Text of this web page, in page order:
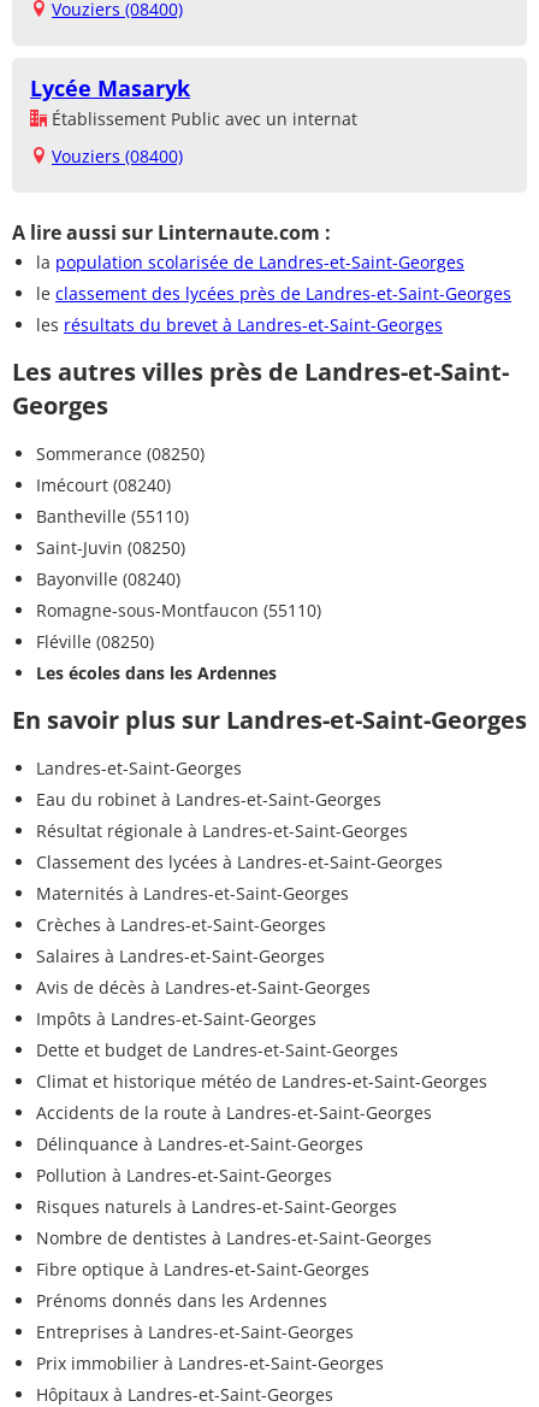
Vouziers (08400)
Lycée Masaryk
Établissement Public avec un internat
Vouziers (08400)
A lire aussi sur Linternaute.com :
la population scolarisée de Landres-et-Saint-Georges
le classement des lycées près de Landres-et-Saint-Georges
les résultats du brevet à Landres-et-Saint-Georges
Les autres villes près de Landres-et-Saint-
Georges
Sommerance (08250)
Imécourt (08240)
Bantheville (55110)
Saint-Juvin (08250)
Bayonville (08240)
Romagne-sous-Montfaucon (55110)
Fléville (08250)
Les écoles dans les Ardennes
En savoir plus sur Landres-et-Saint-Georges
Landres-et-Saint-Georges
Eau du robinet à Landres-et-Saint-Georges
Résultat régionale à Landres-et-Saint-Georges
Classement des lycées à Landres-et-Saint-Georges
Maternités à Landres-et-Saint-Georges
Crèches à Landres-et-Saint-Georges
Salaires à Landres-et-Saint-Georges
Avis de décès à Landres-et-Saint-Georges
Impôts à Landres-et-Saint-Georges
Dette et budget de Landres-et-Saint-Georges
Climat et historique météo de Landres-et-Saint-Georges
Accidents de la route à Landres-et-Saint-Georges
Délinquance à Landres-et-Saint-Georges
Pollution à Landres-et-Saint-Georges
Risques naturels à Landres-et-Saint-Georges
Nombre de dentistes à Landres-et-Saint-Georges
Fibre optique à Landres-et-Saint-Georges
Prénoms donnés dans les Ardennes
Entreprises à Landres-et-Saint-Georges
Prix immobilier à Landres-et-Saint-Georges
Hôpitaux à Landres-et-Saint-Georges